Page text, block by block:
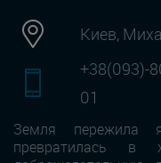
Киев,
+38(093)-
01
Земля пережила
превратилась в